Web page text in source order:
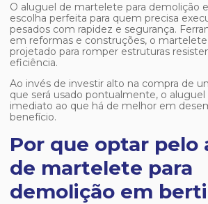
O aluguel de martelete para demolição
escolha perfeita para quem precisa
pesados com rapidez e segurança.
em reformas e construções, o
projetado para romper estruturas
eficiência.
Ao invés de investir alto na compra de
que será usado pontualmente, o
imediato ao que há de melhor em
benefício.
Por que optar pelo
de martelete para
demolição em